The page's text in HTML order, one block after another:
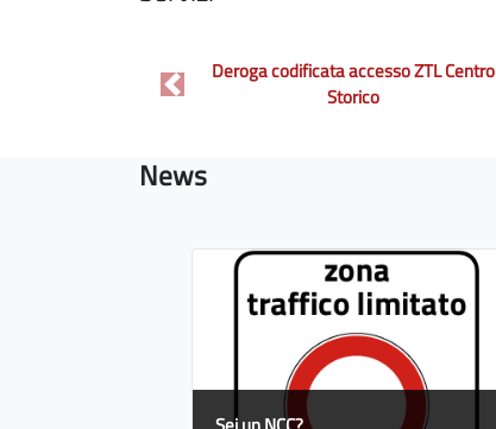
Deroga codificata accesso ZTL Centro
Storico
Previous
News